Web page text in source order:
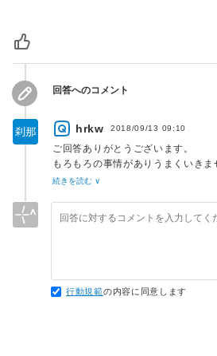
回答へのコメント
hrkw 2018/09/13 09:10
ご回答ありがとうございます。
もろもろの事情がありうまくいきま
今一度条件を整理したうえで本サイ
続きを読む ∨
行動規範の内容に同意します